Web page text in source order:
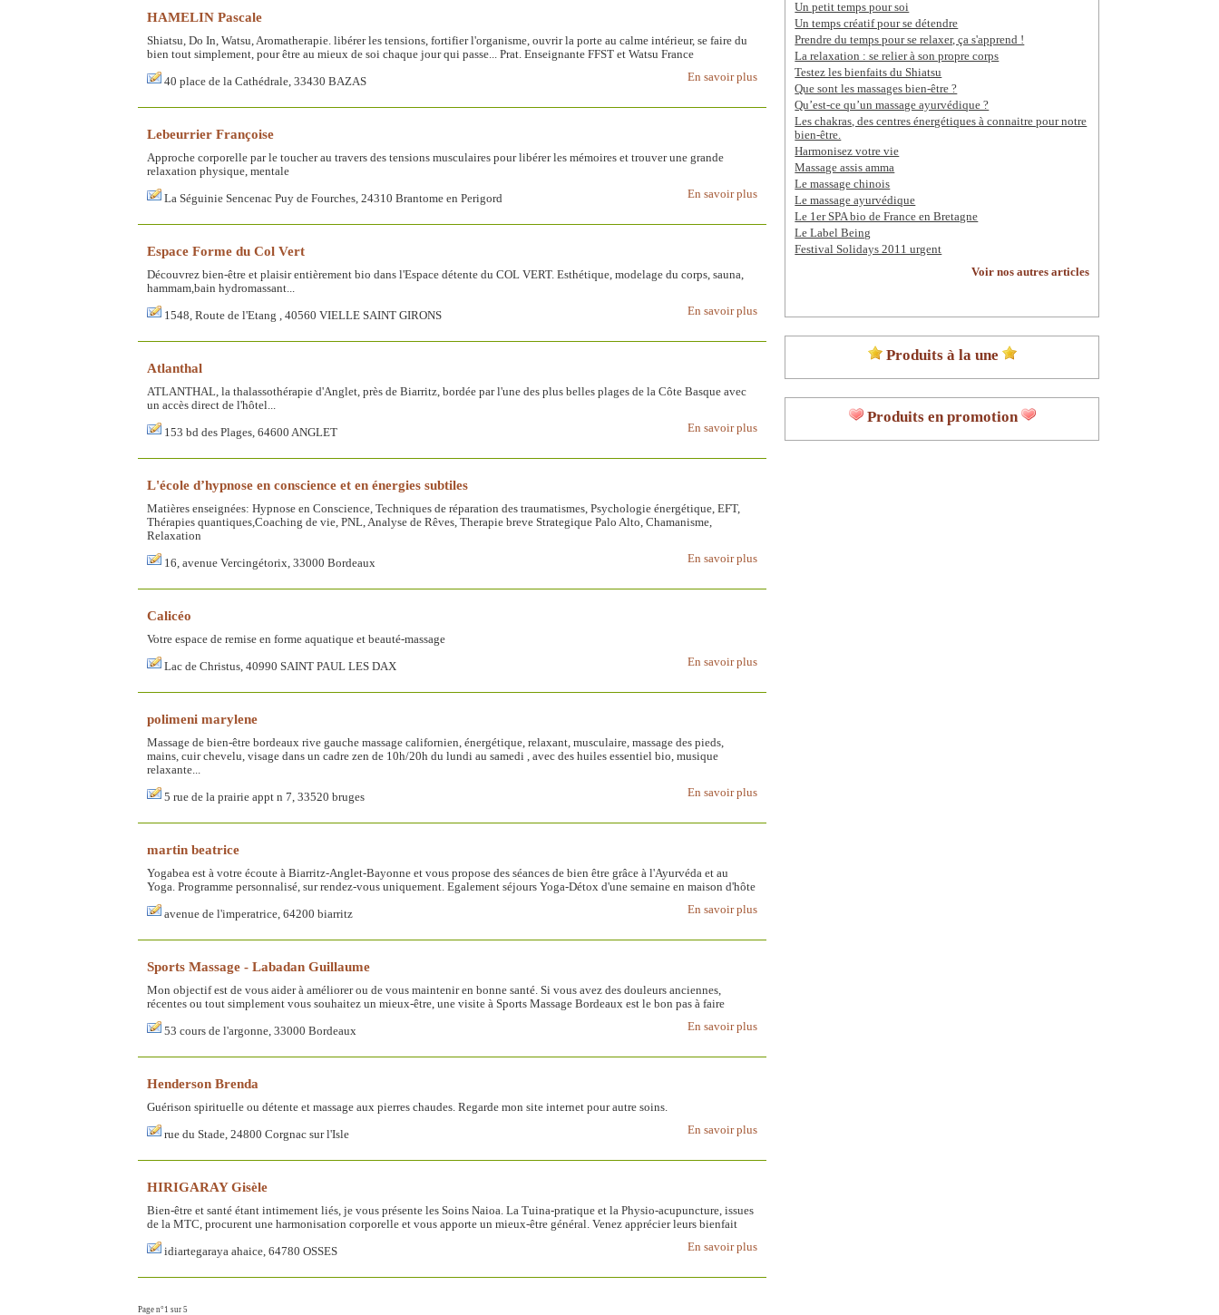
HAMELIN Pascale
Shiatsu, Do In, Watsu, Aromatherapie. libérer les tensions, fortifier l'organisme, ouvrir la porte au calme intérieur, se faire du
bien tout simplement, pour être au mieux de soi chaque jour qui passe... Prat. Enseignante FFST et Watsu France
En savoir plus
40 place de la Cathédrale, 33430 BAZAS
Lebeurrier Françoise
Approche corporelle par le toucher au travers des tensions musculaires pour libérer les mémoires et trouver une grande
relaxation physique, mentale
En savoir plus
La Séguinie Sencenac Puy de Fourches, 24310 Brantome en Perigord
Espace Forme du Col Vert
Découvrez bien-être et plaisir entièrement bio dans l'Espace détente du COL VERT. Esthétique, modelage du corps, sauna,
hammam,bain hydromassant...
En savoir plus
1548, Route de l'Etang , 40560 VIELLE SAINT GIRONS
Atlanthal
ATLANTHAL, la thalassothérapie d'Anglet, près de Biarritz, bordée par l'une des plus belles plages de la Côte Basque avec
un accès direct de l'hôtel...
En savoir plus
153 bd des Plages, 64600 ANGLET
L'école d’hypnose en conscience et en énergies subtiles
Matières enseignées: Hypnose en Conscience, Techniques de réparation des traumatismes, Psychologie énergétique, EFT,
Thérapies quantiques,Coaching de vie, PNL, Analyse de Rêves, Therapie breve Strategique Palo Alto, Chamanisme,
Relaxation
En savoir plus
16, avenue Vercingétorix, 33000 Bordeaux
Calicéo
Votre espace de remise en forme aquatique et beauté-massage
En savoir plus
Lac de Christus, 40990 SAINT PAUL LES DAX
polimeni marylene
Massage de bien-être bordeaux rive gauche massage californien, énergétique, relaxant, musculaire, massage des pieds,
mains, cuir chevelu, visage dans un cadre zen de 10h/20h du lundi au samedi , avec des huiles essentiel bio, musique
relaxante...
En savoir plus
5 rue de la prairie appt n 7, 33520 bruges
martin beatrice
Yogabea est à votre écoute à Biarritz-Anglet-Bayonne et vous propose des séances de bien être grâce à l'Ayurvéda et au
Yoga. Programme personnalisé, sur rendez-vous uniquement. Egalement séjours Yoga-Détox d'une semaine en maison d'hôte
En savoir plus
avenue de l'imperatrice, 64200 biarritz
Sports Massage - Labadan Guillaume
Mon objectif est de vous aider à améliorer ou de vous maintenir en bonne santé. Si vous avez des douleurs anciennes,
récentes ou tout simplement vous souhaitez un mieux-être, une visite à Sports Massage Bordeaux est le bon pas à faire
En savoir plus
53 cours de l'argonne, 33000 Bordeaux
Henderson Brenda
Guérison spirituelle ou détente et massage aux pierres chaudes. Regarde mon site internet pour autre soins.
En savoir plus
rue du Stade, 24800 Corgnac sur l'Isle
HIRIGARAY Gisèle
Bien-être et santé étant intimement liés, je vous présente les Soins Naioa. La Tuina-pratique et la Physio-acupuncture, issues
de la MTC, procurent une harmonisation corporelle et vous apporte un mieux-être général. Venez apprécier leurs bienfait
En savoir plus
idiartegaraya ahaice, 64780 OSSES
Page n°1 sur 5
Un petit temps pour soi
Un temps créatif pour se détendre
Prendre du temps pour se relaxer, ça s'apprend !
La relaxation : se relier à son propre corps
Testez les bienfaits du Shiatsu
Que sont les massages bien-être ?
Qu’est-ce qu’un massage ayurvédique ?
Les chakras, des centres énergétiques à connaitre pour notre
bien-être.
Harmonisez votre vie
Massage assis amma
Le massage chinois
Le massage ayurvédique
Le 1er SPA bio de France en Bretagne
Le Label Being
Festival Solidays 2011 urgent
Voir nos autres articles
Produits à la une
Produits en promotion